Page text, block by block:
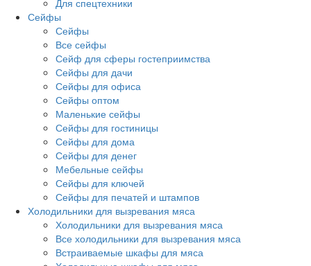
Для спецтехники
Сейфы
Сейфы
Все сейфы
Сейф для сферы гостеприимства
Сейфы для дачи
Сейфы для офиса
Сейфы оптом
Маленькие сейфы
Сейфы для гостиницы
Сейфы для дома
Сейфы для денег
Мебельные сейфы
Сейфы для ключей
Сейфы для печатей и штампов
Холодильники для вызревания мяса
Холодильники для вызревания мяса
Все холодильники для вызревания мяса
Встраиваемые шкафы для мяса